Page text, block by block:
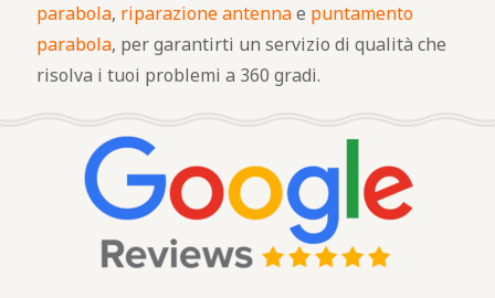
parabola, riparazione antennae puntamento
parabola, per garantirti un servizio di qualità che
risolva i tuoi problemi a 360 gradi.